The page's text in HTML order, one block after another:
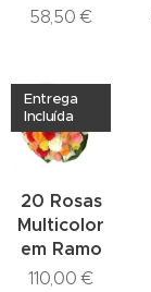
58,50 €
20 Rosas
Multicolor
em Ramo
Entrega
Incluída
110,00 €